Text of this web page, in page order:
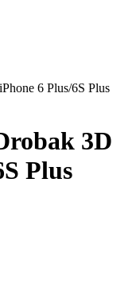
6 Plus/6S Plus
3D
Plus